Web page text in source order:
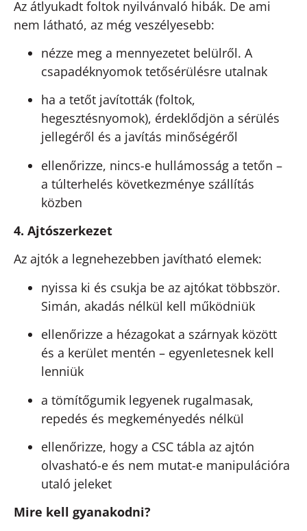
Az átlyukadt foltok nyilvánvaló hibák. De ami
nem látható, az még veszélyesebb:
nézze meg a mennyezetet belülről. A
csapadéknyomok tetősérülésre utalnak
ha a tetőt javították (foltok,
hegesztésnyomok), érdeklődjön a sérülés
jellegéről és a javítás minőségéről
ellenőrizze, nincs-e hullámosság a tetőn –
a túlterhelés következménye szállítás
közben
4. Ajtószerkezet
Az ajtók a legnehezebben javítható elemek:
nyissa ki és csukja be az ajtókat többször.
Simán, akadás nélkül kell működniük
ellenőrizze a hézagokat a szárnyak között
és a kerület mentén – egyenletesnek kell
lenniük
a tömítőgumik legyenek rugalmasak,
repedés és megkeményedés nélkül
ellenőrizze, hogy a CSC tábla az ajtón
olvasható-e és nem mutat-e manipulációra
utaló jeleket
Mire kell gyanakodni?